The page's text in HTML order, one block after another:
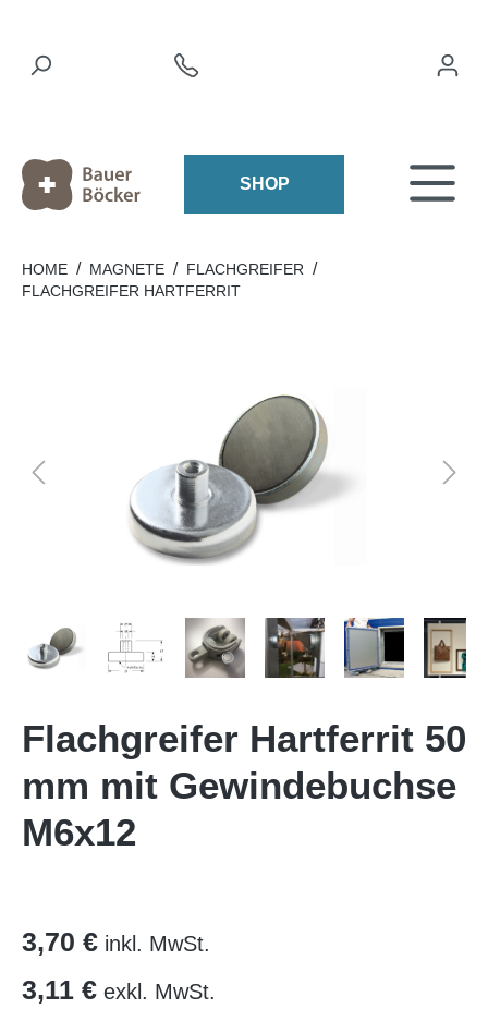
SHOP
HOME / MAGNETE / FLACHGREIFER /
FLACHGREIFER HARTFERRIT
Flachgreifer Hartferrit 50
mm mit Gewindebuchse
M6x12
3,70 € inkl. MwSt.
3,11 € exkl. MwSt.